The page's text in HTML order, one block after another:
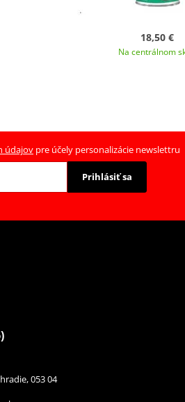
18,50 €
Na centrálnom
údajov pre účely personalizácie newslettru
Prihlásiť sa
053 04